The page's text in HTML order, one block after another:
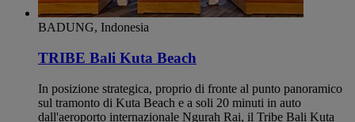
BADUNG, Indonesia
TRIBE Bali Kuta Beach
In posizione strategica, proprio di fronte al punto panoramico
sul tramonto di Kuta Beach e a soli 20 minuti in auto
dall'aeroporto internazionale Ngurah Rai, il Tribe Bali Kuta